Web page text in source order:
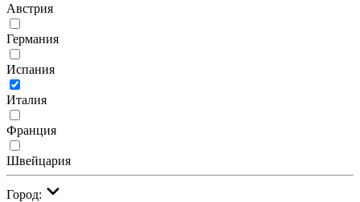
Австрия
Германия
Испания
Италия
Франция
Швейцария
Город: